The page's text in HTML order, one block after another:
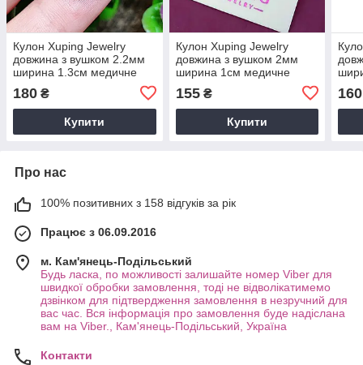
Кулон Xuping Jewelry
довжина з вушком 2.2мм
ширина 1.3см медичне
золото позолота 18К 5375
180 ₴
Купити
Кулон Xuping Jewelry
довжина з вушком 2мм
ширина 1см медичне
золото позолота 18К 5390
155₴
Купити
160
Про нас
100% позитивних з 158 відгуків за рік
Працює з 06.09.2016
м. Кам'янець-Подільський
Будь ласка, по можливості залишайте номер Viber для
швидкої обробки замовлення, тоді не відволікатимемо
дзвінком для підтвердження замовлення в незручний для
вас час. Вся інформація про замовлення буде надіслана
вам на Viber., Кам'янець-Подільський, Україна
Контакти